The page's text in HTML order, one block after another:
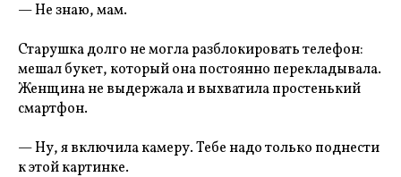
— Не знаю, мам.
Старушка долго не могла разблокировать телефон:
мешал букет, который она постоянно перекладывала.
Женщина не выдержала и выхватила простенький
смартфон.
— Ну, я включила камеру. Тебе надо только поднести
к этой картинке.